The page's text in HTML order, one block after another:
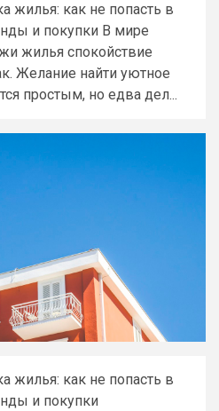
жилья: как не попасть в
и покупки В мире
жилья спокойствие
Желание найти уютное
простым, но едва дел...
жилья: как не попасть в
и покупки